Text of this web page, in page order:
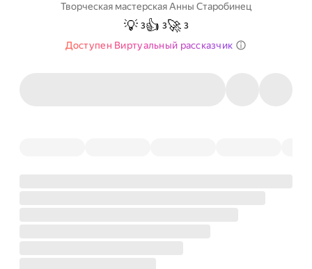
Творческая мастерская Анны Старобинец
💡 3👍 3🚀 3
Доступен Виртуальный рассказчик